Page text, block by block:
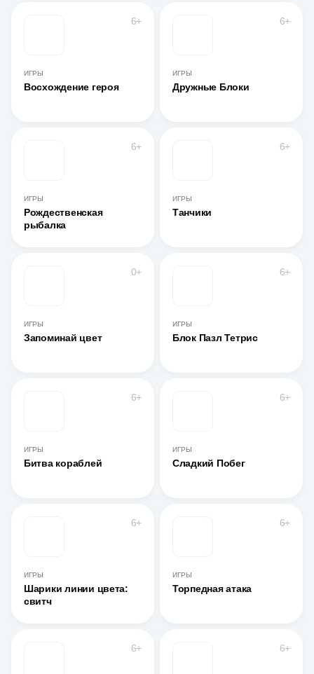
6+
ИГРЫ
Восхождение героя
6+
ИГРЫ
Дружные Блоки
6+
ИГРЫ
Рождественская
рыбалка
6+
ИГРЫ
Танчики
0+
ИГРЫ
Запоминай цвет
6+
ИГРЫ
Блок Пазл Тетрис
6+
ИГРЫ
Битва кораблей
6+
ИГРЫ
Сладкий Побег
6+
ИГРЫ
Шарики линии цвета:
свитч
6+
ИГРЫ
Торпедная атака
6+ 6+